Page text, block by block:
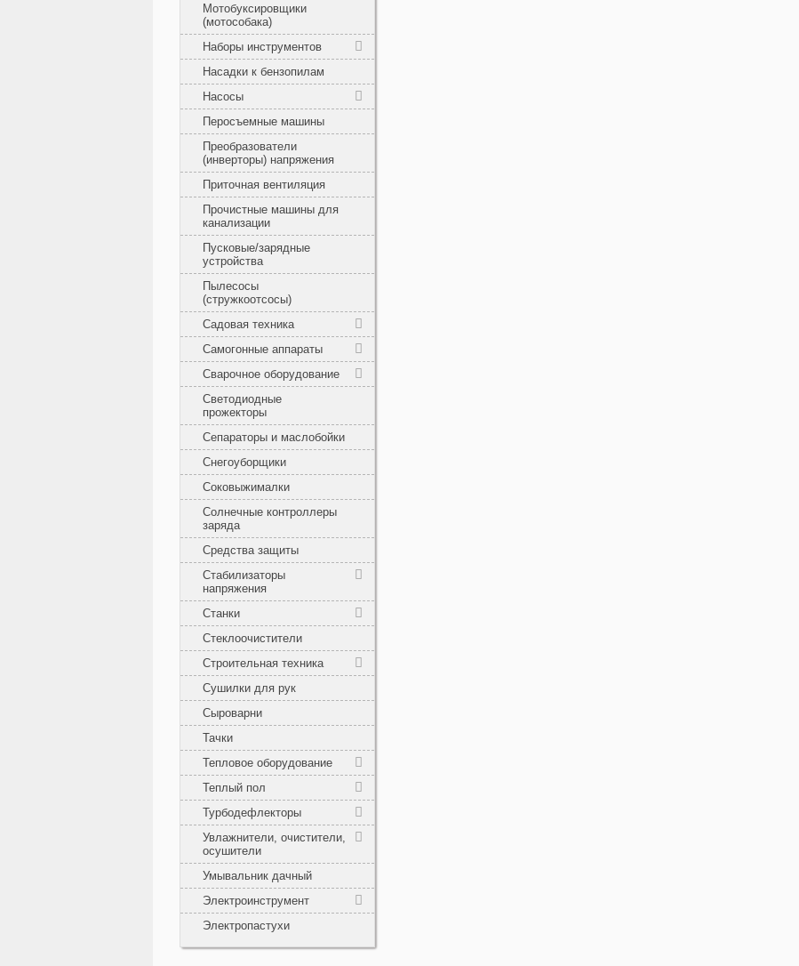
Мотобуксировщики
(мотособака)
Наборы инструментов
Насадки к бензопилам
Насосы
Перосъемные машины
Преобразователи
(инверторы) напряжения
Приточная вентиляция
Прочистные машины для
канализации
Пусковые/зарядные
устройства
Пылесосы
(стружкоотсосы)
Садовая техника
Самогонные аппараты
Сварочное оборудование
Светодиодные
прожекторы
Сепараторы и маслобойки
Снегоуборщики
Соковыжималки
Солнечные контроллеры
заряда
Средства защиты
Стабилизаторы
напряжения
Станки
Стеклоочистители
Строительная техника
Сушилки для рук
Сыроварни
Тачки
Тепловое оборудование
Теплый пол
Турбодефлекторы
Увлажнители, очистители,
осушители
Умывальник дачный
Электроинструмент
Электропастухи